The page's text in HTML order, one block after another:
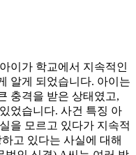
이가 학교에서 지속적인
알게 되었습니다. 아이는
충격을 받은 상태였고,
었습니다. 사건 특징 아
을 모르고 있다가 지속적
고 있다는 사실에 대해